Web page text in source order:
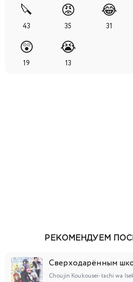
🔪
43
😡
35
😂
31
😲
19
😭
13
РЕКОМЕНДУЕМ